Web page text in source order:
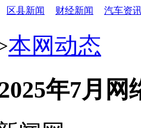
区县新闻 财经新闻
汽车资
本网动态
年7月